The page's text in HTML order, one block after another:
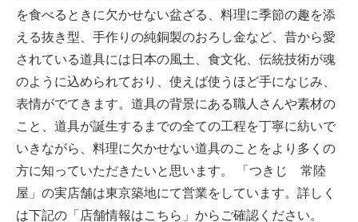
を食べるときに欠かせない盆ざる、料理に季節の趣を添
える抜き型、手作りの純銅製のおろし金など、昔から愛
されている道具には日本の風土、食文化、伝統技術が魂
のように込められており、使えば使うほど手になじみ、
表情がでてきます。道具の背景にある職人さんや素材の
こと、道具が誕生するまでの全ての工程を丁寧に紡いで
いきながら、料理に欠かせない道具のことをより多くの
方に知っていただきたいと思います。 「つきじ 常陸
屋」の実店舗は東京築地にて営業をしています。詳しく
は下記の「店舗情報はこちら」からご確認ください。